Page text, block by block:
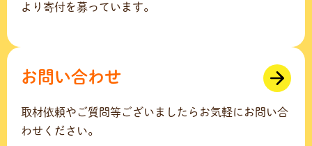
より寄付を募っています。
お問い合わせ
取材依頼やご質問等ございましたらお気軽にお問い合
わせください。